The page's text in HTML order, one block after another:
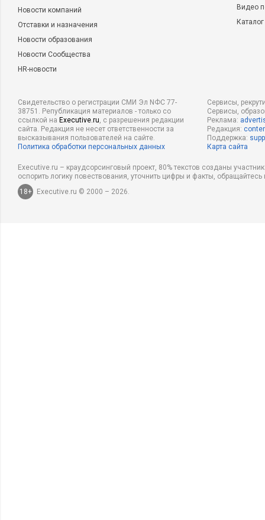
Новости компаний
Отставки и назначения
Новости образования
Новости Сообщества
HR-новости
Видео
Свидетельство о регистрации СМИ Эл NФС 77-
38751. Републикация материалов - только со
ссылкой на Executive.ru, с разрешения редакции
сайта. Редакция не несет ответственности за
высказывания пользователей на сайте.
Политика обработки персональных данных
Сервисы,
Сервисы,
Реклама:
Редакция:
Поддержка:
Карта сайта
Executive.ru – краудсорсинговый проект, 80% текстов созданы
оспорить логику повествования, уточнить цифры и факты,
18+
Executive.ru © 2000 – 2026.